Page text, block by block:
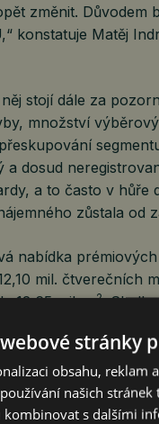
změnit. Důvodem
konstatuje Matěj
stojí dále za
množství
a dosud
a to často v hůře
zůstala od
nabídka
mil. čtverečních
12,65 mil. m2. Shell
a připravený
nebo nájemce.
core ploch bylo
stránky
obsahu, reklam
našich
kombinovat s dalšími